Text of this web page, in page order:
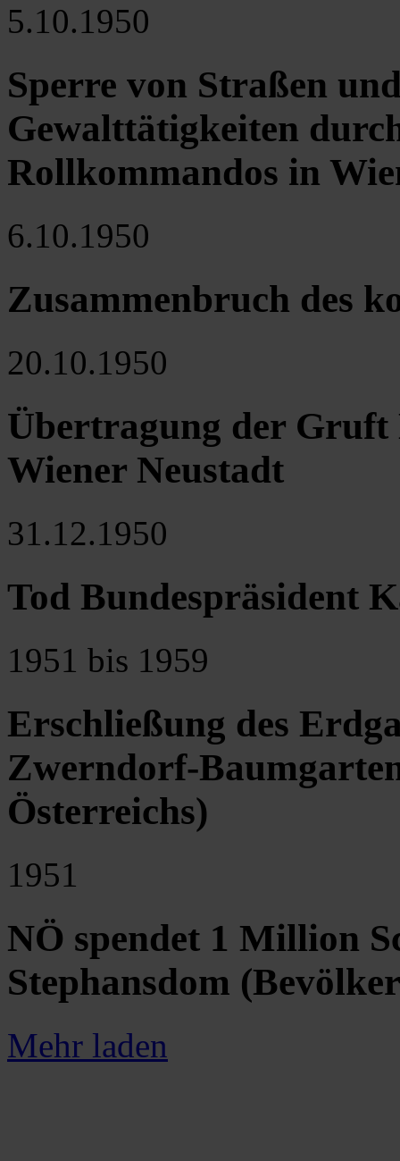
5.10.1950
Sperre von Straßen
Gewalttätigkeiten
Rollkommandos in
6.10.1950
Zusammenbruch des
20.10.1950
Übertragung der
Wiener Neustadt
31.12.1950
Tod Bundespräsident
1951 bis 1959
Erschließung des
Zwerndorf-
Österreichs)
1951
NÖ spendet 1 Million
Stephansdom
Mehr laden